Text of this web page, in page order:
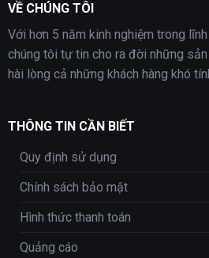
VỀ CHÚNG TÔI
Với hơn 5 năm kinh nghiệm trong
chúng tôi tự tin cho ra đời những
hài lòng cả những khách hàng khó
THÔNG TIN CẦN BIẾT
Quy định sử dụng
Chính sách bảo mật
Hình thức thanh toán
Quảng cáo